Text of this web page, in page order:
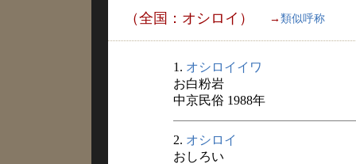
（全国：オシロイ） → 類似呼称
1. オシロイイワ
お白粉岩
中京民俗 1988年
2. オシロイ
おしろい